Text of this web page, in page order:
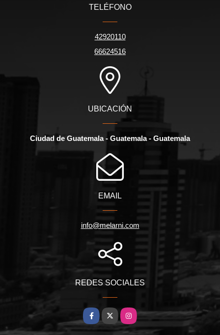
TELÉFONO
42920110
66624516
UBICACIÓN
Ciudad de Guatemala - Guatemala - Guatemala
EMAIL
info@melarni.com
REDES SOCIALES
Facebook
X Instagram